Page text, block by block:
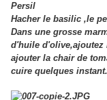
Persil
Hacher le basilic ,le
Dans une grosse
d'huile
ajouter la chair de
cuire quelques instant.